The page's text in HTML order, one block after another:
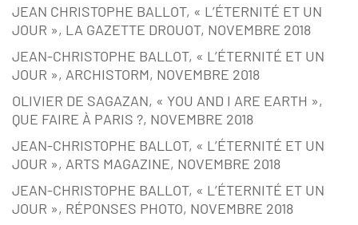
JEAN CHRISTOPHE BALLOT, « L’ÉTERNITÉ ET UN
JOUR », LA GAZETTE DROUOT, NOVEMBRE 2018
JEAN-CHRISTOPHE BALLOT, « L’ÉTERNITÉ ET UN
JOUR », ARCHISTORM, NOVEMBRE 2018
OLIVIER DE SAGAZAN, « YOU AND I ARE EARTH »,
QUE FAIRE À PARIS ?, NOVEMBRE 2018
JEAN-CHRISTOPHE BALLOT, « L’ÉTERNITÉ ET UN
JOUR », ARTS MAGAZINE, NOVEMBRE 2018
JEAN-CHRISTOPHE BALLOT, « L’ÉTERNITÉ ET UN
JOUR », RÉPONSES PHOTO, NOVEMBRE 2018